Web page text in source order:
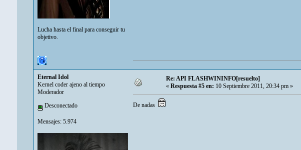
Lucha hasta el final para conseguir tu
objetivo.
Eternal Idol
Kernel coder ajeno al tiempo
Moderador
Desconectado
Mensajes: 5.974
Re: API FLASHWININFO[resuelto]
« Respuesta #5 en: 10 Septiembre 2011, 20:34 pm »
De nadas